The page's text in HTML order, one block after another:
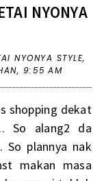
NYONYA
NYONYA STYLE,
9:55 AM
shopping dekat
So alang2 da
So plannya nak
makan masa